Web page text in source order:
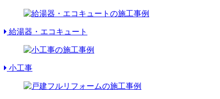
給湯器・エコキュート
小工事